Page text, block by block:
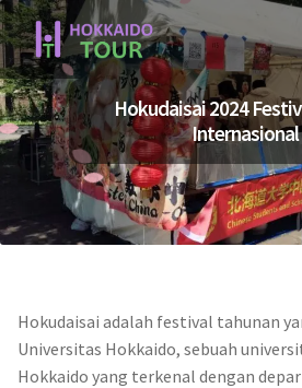
Skip
to
navigation
Skip
to
content
Hokudaisai 2024
Internasional
Hokudaisai adalah festival tahunan
Universitas Hokkaido, sebuah
Hokkaido yang terkenal dengan